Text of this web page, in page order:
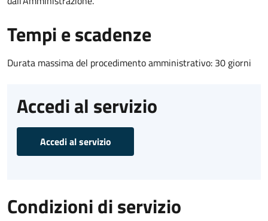
Tempi e scadenze
Durata massima del procedimento amministrativo: 30 giorni
Accedi al servizio
Accedi al servizio
Condizioni di servizio